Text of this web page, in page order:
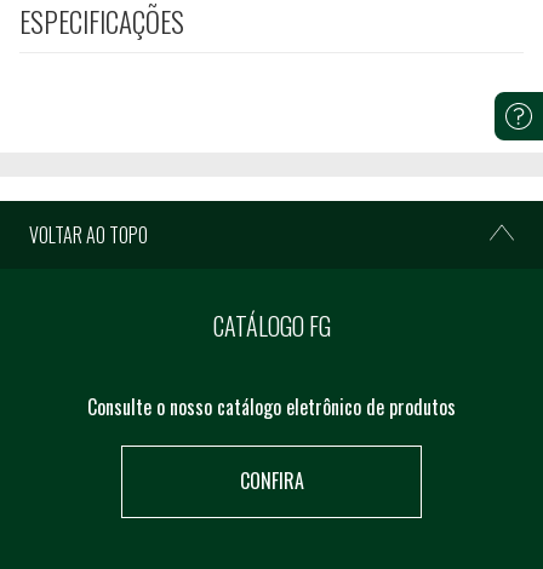
ESPECIFICAÇÕES
VOLTAR AO TOPO
CATÁLOGO FG
Consulte o nosso catálogo eletrônico de produtos
CONFIRA